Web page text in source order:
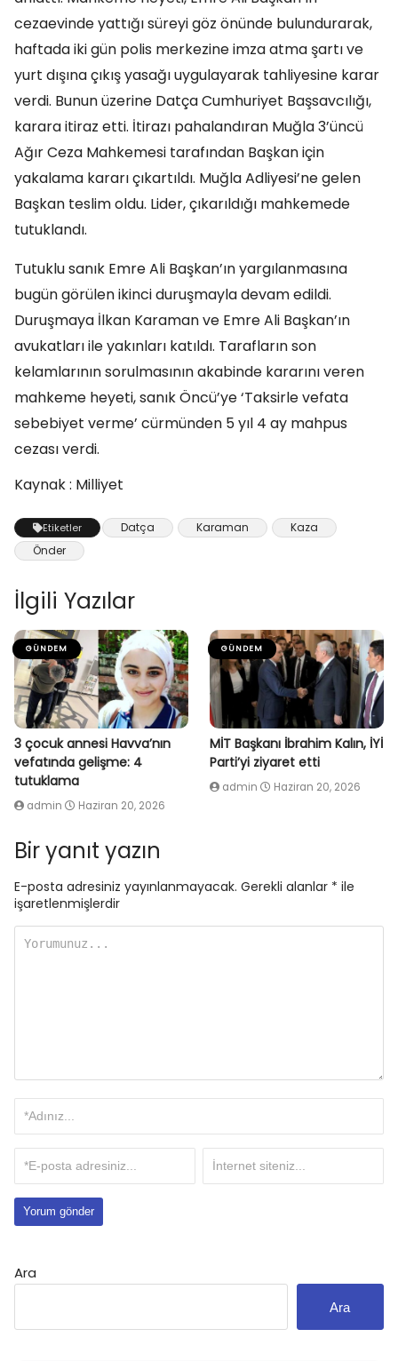
cezaevinde yattığı süreyi göz önünde bulundurarak,
haftada iki gün polis merkezine imza atma şartı ve
yurt dışına çıkış yasağı uygulayarak tahliyesine karar
verdi. Bunun üzerine Datça Cumhuriyet Başsavcılığı,
karara itiraz etti. İtirazı pahalandıran Muğla 3’üncü
Ağır Ceza Mahkemesi tarafından Başkan için
yakalama kararı çıkartıldı. Muğla Adliyesi’ne gelen
Başkan teslim oldu. Lider, çıkarıldığı mahkemede
tutuklandı.
Tutuklu sanık Emre Ali Başkan’ın yargılanmasına
bugün görülen ikinci duruşmayla devam edildi.
Duruşmaya İlkan Karaman ve Emre Ali Başkan’ın
avukatları ile yakınları katıldı. Tarafların son
kelamlarının sorulmasının akabinde kararını veren
mahkeme heyeti, sanık Öncü’ye ‘Taksirle vefata
sebebiyet verme’ cürmünden 5 yıl 4 ay mahpus
cezası verdi.
Kaynak : Milliyet
Etiketler Datça Karaman
Kaza
Önder
İlgili Yazılar
GÜNDEM
3 çocuk annesi Havva’nın
vefatında gelişme: 4
tutuklama
admin Haziran 20, 2026
GÜNDEM
MİT Başkanı İbrahim Kalın, İYİ
Parti’yi ziyaret etti
admin Haziran 20, 2026
Bir yanıt yazın
E-posta adresiniz yayınlanmayacak. Gerekli alanlar * ile
işaretlenmişlerdir
Ara
Ara